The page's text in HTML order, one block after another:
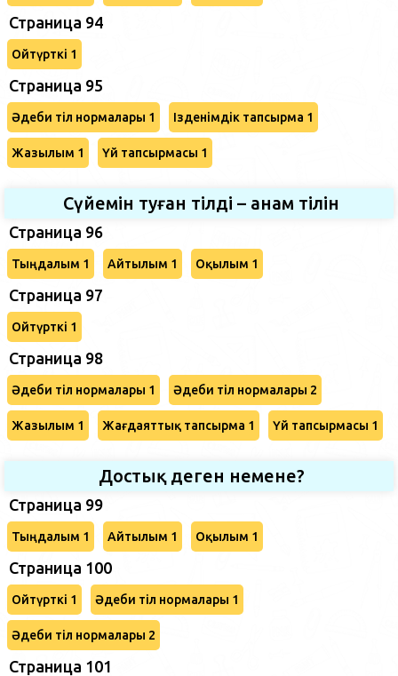
Страница 94
Ойтүрткі 1
Страница 95
Әдеби тіл нормалары 1 Ізденімдік тапсырма 1
Жазылым 1 Үй тапсырмасы 1
Сүйемін туған тілді – анам тілін
Страница 96
Тыңдалым 1 Айтылым 1 Оқылым 1
Страница 97
Ойтүрткі 1
Страница 98
Әдеби тіл нормалары 1 Әдеби тіл нормалары 2
Жазылым 1 Жағдаяттық тапсырма 1 Үй тапсырмасы 1
Достық деген немене?
Страница 99
Тыңдалым 1 Айтылым 1 Оқылым 1
Страница 100
Ойтүрткі 1 Әдеби тіл нормалары 1
Әдеби тіл нормалары 2
Страница 101